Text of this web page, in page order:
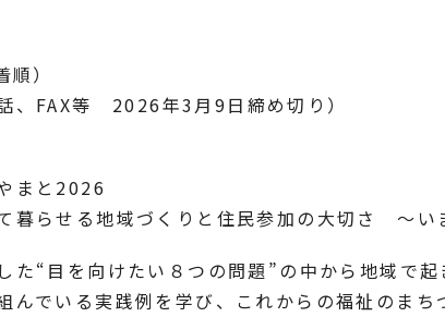
）
、FAX等 2026年3月9日締め切り）
まと2026
暮らせる地域づくりと住民参加の大切さ ～
た“目を向けたい８つの問題”の中から地域で
んでいる実践例を学び、これからの福祉のま